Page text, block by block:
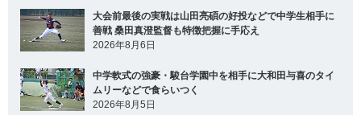
大会前最後の実戦は山田亮碩の好投などで中学生相手に
善戦 桑田真澄監督も特徴把握に手応え
2026年8月6日
中学軟式の強豪・駿台学園中を相手に大和田与喜のタイ
ムリーなどで食らいつく
2026年8月5日